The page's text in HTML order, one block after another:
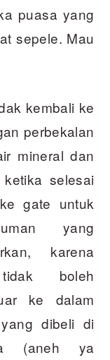
puasa yang
sepele. Mau
kembali ke
perbekalan
mineral dan
selesai
gate untuk
yang
karena
boleh
ke dalam
dibeli di
(aneh ya